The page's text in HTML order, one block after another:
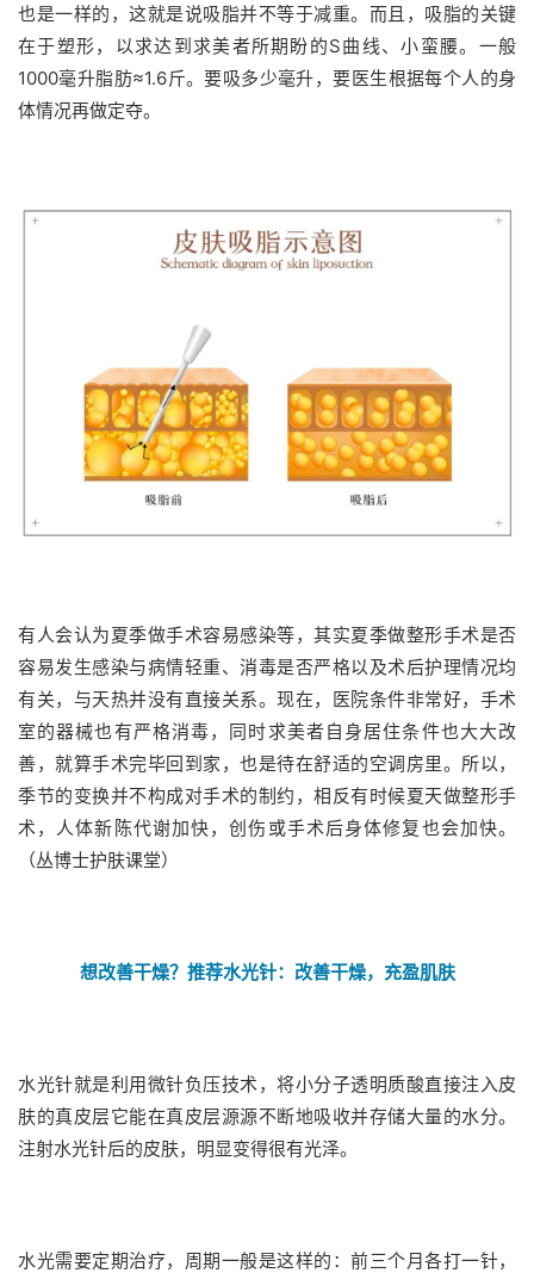
也是一样的，这就是说吸脂并不等于减重。 而且，吸脂的关键
在于塑形，以求达到求美者所期盼的S曲线、小蛮腰。 一般
1000毫升脂肪≈1.6斤。要吸多少毫升，要医生根据每个人的身
体情况再做定夺。
有人会认为夏季做手术容易感染等，其实夏季做整形手术是否
容易发生感染与病情轻重、消毒是否严格以及术后护理情况均
有关，与天热并没有直接关系。现在，医院条件非常好，手术
室的器械也有严格消毒，同时求美者自身居住条件也大大改
善，就算手术完毕回到家，也是待在舒适的空调房里。所以，
季节的变换并不构成对手术的制约，相反有时候夏天做整形手
术，人体新陈代谢加快，创伤或手术后身体修复也会加快。
（丛博士护肤课堂）
想改善干燥？推荐水光针：改善干燥，充盈肌肤
水光针就是利用微针负压技术，将小分子透明质酸直接注入皮
肤的真皮层它能在真皮层源源不断地吸收并存储大量的水分。
注射水光针后的皮肤，明显变得很有光泽。
水光需要定期治疗，周期一般是这样的：前三个月各打一针，